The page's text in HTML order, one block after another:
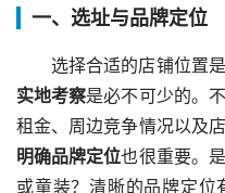
一、选址与品牌定位
选择合适的店铺位置
实地考察是必不可少的。
租金、周边竞争情况以及
明确品牌定位也很重要。
或童装？清晰的品牌定位